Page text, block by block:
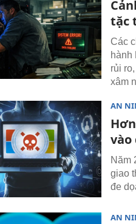
tặc
Các
hành
rủi
xâm
AN
vào
Năm
giao
đe
AN